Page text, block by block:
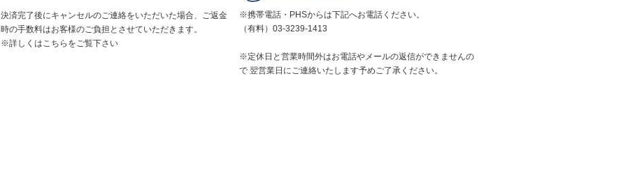
決済完了後にキャンセルのご連絡をいただいた場合、ご返金
時の手数料はお客様のご負担とさせていただきます。
※詳しくはこちらをご覧下さい
※携帯電話・PHSからは下記へお電話ください。
（有料）03-3239-1413
※定休日と営業時間外はお電話やメールの返信ができませんの
で 翌営業日にご連絡いたします予めご了承ください。